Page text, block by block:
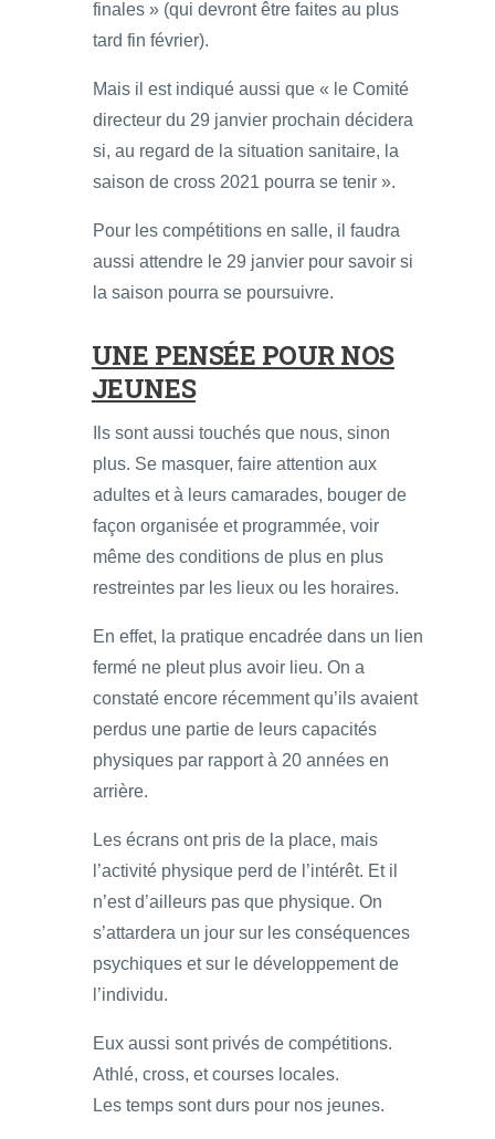
finales » (qui devront être faites au plus
tard fin février).
Mais il est indiqué aussi que « le Comité
directeur du 29 janvier prochain décidera
si, au regard de la situation sanitaire, la
saison de cross 2021 pourra se tenir ».
Pour les compétitions en salle, il faudra
aussi attendre le 29 janvier pour savoir si
la saison pourra se poursuivre.
UNE PENSÉE POUR NOS
JEUNES
Ils sont aussi touchés que nous, sinon
plus. Se masquer, faire attention aux
adultes et à leurs camarades, bouger de
façon organisée et programmée, voir
même des conditions de plus en plus
restreintes par les lieux ou les horaires.
En effet, la pratique encadrée dans un lien
fermé ne pleut plus avoir lieu. On a
constaté encore récemment qu’ils avaient
perdus une partie de leurs capacités
physiques par rapport à 20 années en
arrière.
Les écrans ont pris de la place, mais
l’activité physique perd de l’intérêt. Et il
n’est d’ailleurs pas que physique. On
s’attardera un jour sur les conséquences
psychiques et sur le développement de
l’individu.
Eux aussi sont privés de compétitions.
Athlé, cross, et courses locales.
Les temps sont durs pour nos jeunes.